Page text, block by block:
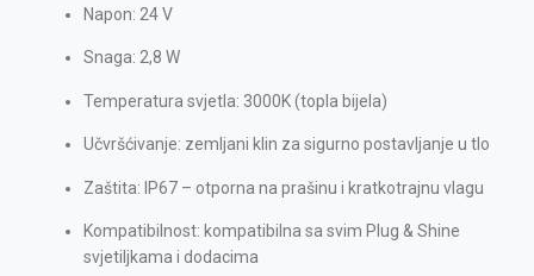
Napon: 24 V
Snaga: 2,8 W
Temperatura svjetla: 3000K (topla bijela)
Učvršćivanje: zemljani klin za sigurno postavljanje u tlo
Zaštita: IP67 – otporna na prašinu i kratkotrajnu vlagu
Kompatibilnost: kompatibilna sa svim Plug & Shine
svjetiljkama i dodacima